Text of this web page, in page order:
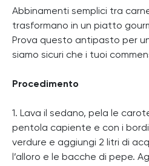
Abbinamenti semplici tra
trasformano in un piatto
Prova questo antipasto per
siamo sicuri che i tuoi
Procedimento
1. Lava il sedano, pela le
pentola capiente e con i
verdure e aggiungi 2 litri di
l’alloro e le bacche di pepe.